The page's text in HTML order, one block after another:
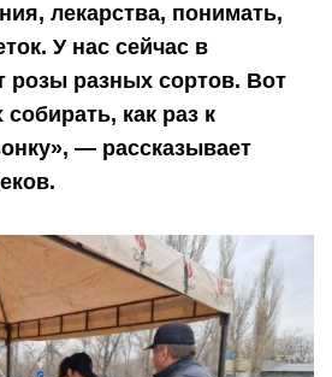
лекарства, понимать,
У нас сейчас в
розы разных сортов. Вот
как раз к
— рассказывает